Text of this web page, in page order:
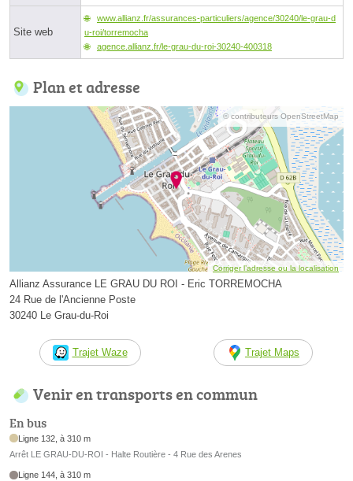
Site web
www.allianz.fr/assurances-particuliers/agence/30240/le-grau-d
u-roi/torremocha
agence.allianz.fr/le-grau-du-roi-30240-400318
Plan et adresse
© contributeurs OpenStreetMap
Corriger l’adresse ou la localisation
Allianz Assurance LE GRAU DU ROI - Eric TORREMOCHA
24 Rue de l'Ancienne Poste
30240 Le Grau-du-Roi
Trajet Waze Trajet Maps
Venir en transports en commun
En bus
Ligne 132, à 310 m
Arrêt LE GRAU-DU-ROI - Halte Routière - 4 Rue des Arenes
Ligne 144, à 310 m